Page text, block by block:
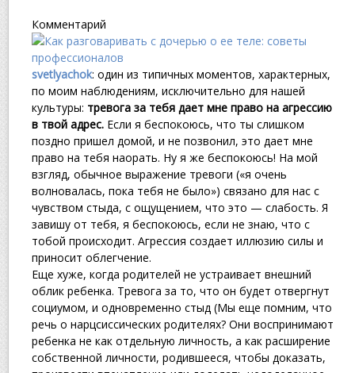
Комментарий
svetlyachok: один из типичных моментов, характерных,
по моим наблюдениям, исключительно для нашей
культуры: тревога за тебя дает мне право на агрессию
в твой адрес. Если я беспокоюсь, что ты слишком
поздно пришел домой, и не позвонил, это дает мне
право на тебя наорать. Ну я же беспокоюсь! На мой
взгляд, обычное выражение тревоги («я очень
волновалась, пока тебя не было») связано для нас с
чувством стыда, с ощущением, что это — слабость. Я
завишу от тебя, я беспокоюсь, если не знаю, что с
тобой происходит. Агрессия создает иллюзию силы и
приносит облегчение.
Еще хуже, когда родителей не устраивает внешний
облик ребенка. Тревога за то, что он будет отвергнут
социумом, и одновременно стыд (Мы еще помним, что
речь о нарцсиссических родителях? Они воспринимают
ребенка не как отдельную личность, а как расширение
собственной личности, родившееся, чтобы доказать,